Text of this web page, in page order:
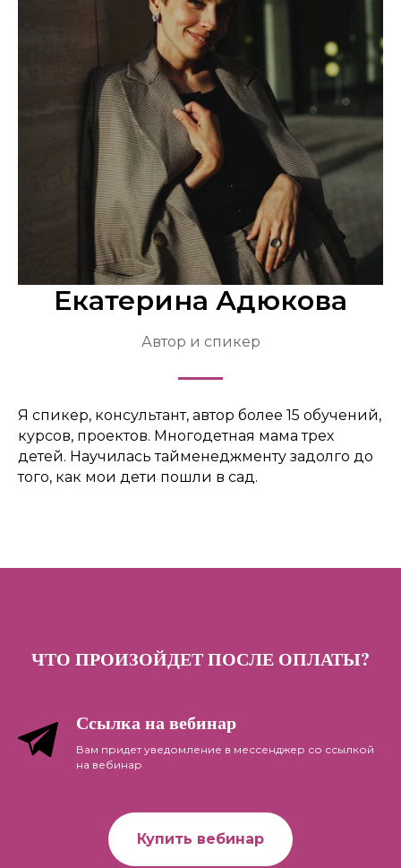
Екатерина Адюкова
Автор и спикер
Я спикер, консультант, автор более 15 обучений,
курсов, проектов. Многодетная мама трех
детей. Научилась тайменеджменту задолго до
того, как мои дети пошли в сад.
ЧТО ПРОИЗОЙДЕТ ПОСЛЕ ОПЛАТЫ?
Ссылка на вебинар
Вам придет уведомление в мессенджер со ссылкой
на вебинар
Купить вебинар